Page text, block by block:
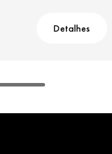
Detalhes